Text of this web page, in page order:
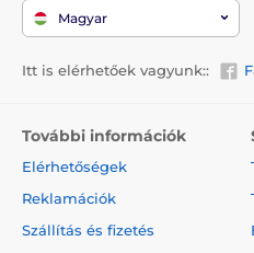
Magyar
Itt is elérhetőek vagyunk::
További információk
Elérhetőségek
Reklamációk
Szállítás és fizetés